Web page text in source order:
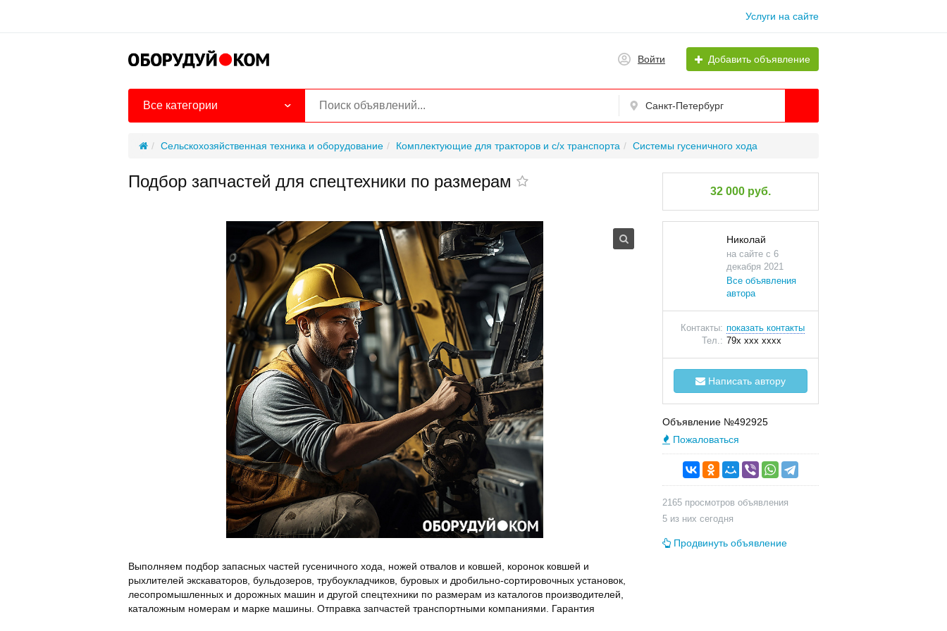
Услуги на сайте
Войти Добавить объявление
Все категории Санкт-Петербург
Сельскохозяйственная техника и оборудование Комплектующие для тракторов и с/х транспорта Системы гусеничного хода
Подбор запчастей для спецтехники по размерам
32 000 руб.
Выполняем подбор запасных частей гусеничного хода, ножей отвалов и ковшей, коронок ковшей и
рыхлителей экскаваторов, бульдозеров, трубоукладчиков, буровых и дробильно-сортировочных установок,
лесопромышленных и дорожных машин и другой спецтехники по размерам из каталогов производителей,
каталожным номерам и марке машины. Отправка запчастей транспортными компаниями. Гарантия
Николай
на сайте с 6
декабря 2021
Все объявления
автора
Контакты: показать контакты
Тел.: 79x xxx xxxx
Написать автору
Объявление №492925
Пожаловаться
2165 просмотров объявления
5 из них сегодня
Продвинуть объявление